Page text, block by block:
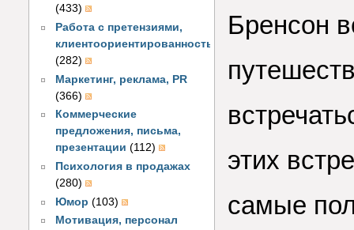
(433)
Работа с претензиями,
клиентоориентированность
(282)
Маркетинг, реклама, PR
(366)
Коммерческие
предложения, письма,
презентации (112)
Психология в продажах
(280)
Юмор (103)
Мотивация, персонал
Бренсон
этих
самые